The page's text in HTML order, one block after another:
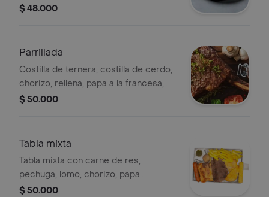
lechuga, cohombro, tomate.
$ 48.000
Parrillada
Costilla de ternera, costilla de cerdo,
chorizo, rellena, papa a la francesa,
yuca frita y ensalada de lechuga,
$ 50.000
Tabla mixta
Tabla mixta con carne de res,
pechuga, lomo, chorizo, papa
francesa, ensalada de lechuga,
$ 50.000